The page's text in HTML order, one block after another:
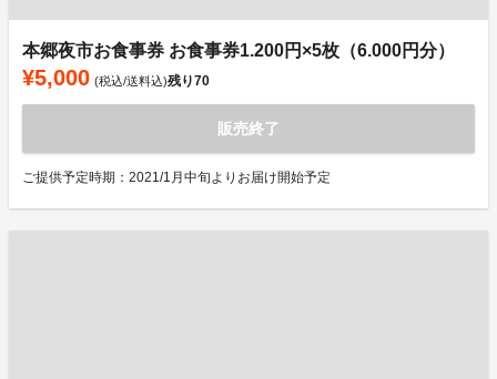
本郷夜市お食事券 お食事券1.200円×5枚（6.000円分）
¥5,000 (税込/送料込)残り70
販売終了
ご提供予定時期：2021/1月中旬よりお届け開始予定